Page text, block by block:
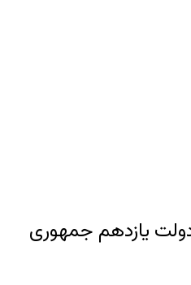
وزیر بهداشت دولت یازدهم جمهوری